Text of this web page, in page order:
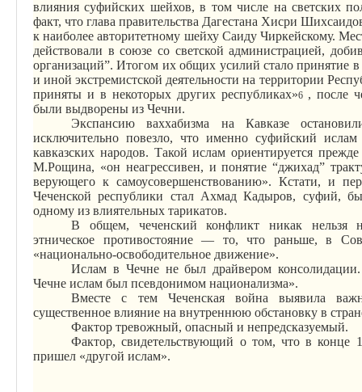
влияниясуфийских шейхов, в том числе на светских
факт, что глава правительства Дагестана Хисри
к наиболее авторитетному шейху Саиду Чиркейскому.
действовали в союзе со светской администрацией,
организаций”. Итогом их общих усилий стало принятие в
и иной экстремистской деятельности на территории
приняты и в некоторых других республиках»6 , после
были выдворены из Чечни.
Экспансию ваххабизма на Кавказе
исключительно повезло, что именносуфийский
кавказских народов. Такой исламориентируется
М.Рощина, «он неагрессивен, и понятие “джихад”
верующего к самоусовершенствованию». Кстати, и
Чеченской республики стал АхмадКадыров, суфий,
одному из влиятельных тарикатов.
В общем, чеченский конфликт никак нельзя
этническое противостояние — то, что раньше, в
«национально-освободительное движение».
Ислам в Чечне не был драйвером
Чечне ислам был псевдонимом национализма».
Вместе с тем Чеченская война выявила
существенное влияние на внутреннюю обстановку в
Фактор тревожный, опасный и непредсказуемый.
Фактор, свидетельствующий о том, что в
пришел «другой ислам».